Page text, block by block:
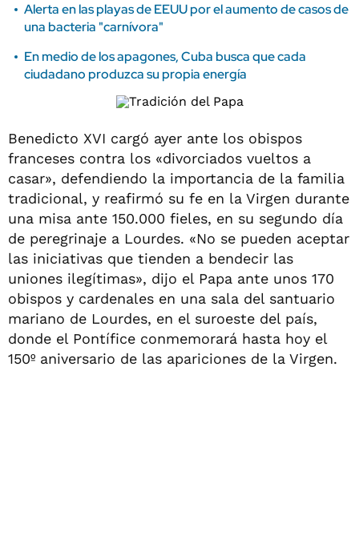
Alerta en las playas de EEUU por el aumento de casos de
una bacteria "carnívora"
En medio de los apagones, Cuba busca que cada
ciudadano produzca su propia energía
Benedicto XVI cargó ayer ante los obispos
franceses contra los «divorciados vueltos a
casar», defendiendo la importancia de la familia
tradicional, y reafirmó su fe en la Virgen durante
una misa ante 150.000 fieles, en su segundo día
de peregrinaje a Lourdes. «No se pueden aceptar
las iniciativas que tienden a bendecir las
uniones ilegítimas», dijo el Papa ante unos 170
obispos y cardenales en una sala del santuario
mariano de Lourdes, en el suroeste del país,
donde el Pontífice conmemorará hasta hoy el
150º aniversario de las apariciones de la Virgen.